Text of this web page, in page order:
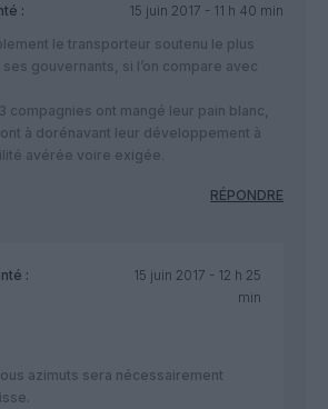
:
15 juin 2017 - 11 h 40 min
le transporteur soutenu le plus
gouvernants, si l’on compare avec
compagnies ont mangé leur pain blanc,
à dorénavant leur développement à
avérée voire exigée.
RÉPONDRE
:
15 juin 2017 - 12 h 25
min
azimuts sera nécessairement